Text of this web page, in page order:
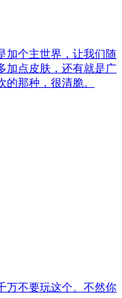
加个主世界，让我们随
加点皮肤，还有就是广
那种，很清脆。
万不要玩这个。不然你